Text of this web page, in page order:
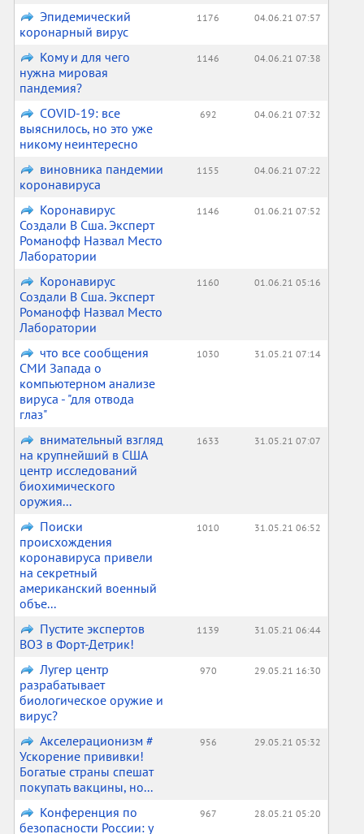
Эпидемический
коронарный вирус
1176 04.06.21 07:57
Кому и для чего
нужна мировая
пандемия?
1146 04.06.21 07:38
COVID-19: все
выяснилось, но это уже
никому неинтересно
692 04.06.21 07:32
виновника пандемии
коронавируса
1155 04.06.21 07:22
Коронавирус
Создали В Сша. Эксперт
Романофф Назвал Место
Лаборатории
1146 01.06.21 07:52
Коронавирус
Создали В Сша. Эксперт
Романофф Назвал Место
Лаборатории
1160 01.06.21 05:16
что все сообщения
СМИ Запада о
компьютерном анализе
вируса - "для отвода
глаз"
1030 31.05.21 07:14
внимательный взгляд
на крупнейший в США
центр исследований
биохимического
оружия...
1633 31.05.21 07:07
Поиски
происхождения
коронавируса привели
на секретный
американский военный
объе...
1010 31.05.21 06:52
Пустите экспертов
ВОЗ в Форт-Детрик!
1139 31.05.21 06:44
Лугер центр
разрабатывает
биологическое оружие и
вирус?
970 29.05.21 16:30
Акселерационизм #
Ускорение прививки!
Богатые страны спешат
покупать вакцины, но...
956 29.05.21 05:32
Конференция по
безопасности России: у
967 28.05.21 05:20